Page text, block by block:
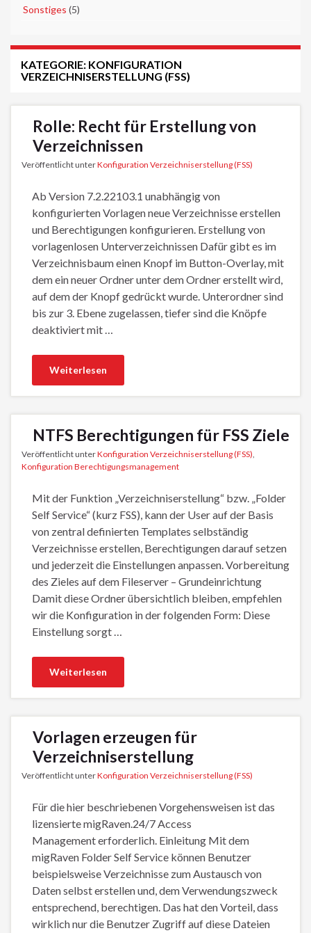
Sonstiges (5)
KATEGORIE: KONFIGURATION
VERZEICHNISERSTELLUNG (FSS)
Rolle: Recht für Erstellung von
Verzeichnissen
Veröffentlicht unterKonfiguration Verzeichniserstellung (FSS)
Ab Version 7.2.22103.1 unabhängig von
konfigurierten Vorlagen neue Verzeichnisse erstellen
und Berechtigungen konfigurieren. Erstellung von
vorlagenlosen Unterverzeichnissen Dafür gibt es im
Verzeichnisbaum einen Knopf im Button-Overlay, mit
dem ein neuer Ordner unter dem Ordner erstellt wird,
auf dem der Knopf gedrückt wurde. Unterordner sind
bis zur 3. Ebene zugelassen, tiefer sind die Knöpfe
deaktiviert mit …
Weiterlesen
NTFS Berechtigungen für FSS Ziele
Veröffentlicht unterKonfiguration Verzeichniserstellung (FSS)
Konfiguration Berechtigungsmanagement
Mit der Funktion „Verzeichniserstellung“ bzw. „Folder
Self Service“ (kurz FSS), kann der User auf der Basis
von zentral definierten Templates selbständig
Verzeichnisse erstellen, Berechtigungen darauf setzen
und jederzeit die Einstellungen anpassen. Vorbereitung
des Zieles auf dem Fileserver – Grundeinrichtung
Damit diese Ordner übersichtlich bleiben, empfehlen
wir die Konfiguration in der folgenden Form: Diese
Einstellung sorgt …
Weiterlesen
Vorlagen erzeugen für
Verzeichniserstellung
Veröffentlicht unterKonfiguration Verzeichniserstellung (FSS)
Für die hier beschriebenen Vorgehensweisen ist das
lizensierte migRaven.24/7 Access
Management erforderlich. Einleitung Mit dem
migRaven Folder Self Service können Benutzer
beispielsweise Verzeichnisse zum Austausch von
Daten selbst erstellen und, dem Verwendungszweck
entsprechend, berechtigen. Das hat den Vorteil, dass
wirklich nur die Benutzer Zugriff auf diese Dateien